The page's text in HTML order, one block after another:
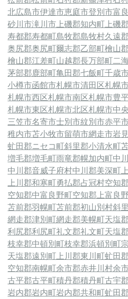
北広島市伊達市恵庭市登別市富
砂川市滝川市上磯郡知内町上磯
寿都郡寿都町島牧郡島牧村久遠
奥尻郡奥尻町爾志郡乙部町檜山
檜山郡江差町山越郡長万部町二
茅部郡鹿部町亀田郡七飯町千歳
小樽市函館市札幌市清田区札幌
札幌市西区札幌市南区札幌市豊
札幌市東区札幌市北区札幌市中
三笠市名寄市士別市紋別市赤平
稚内市苫小牧市留萌市網走市岩
虻田郡ニセコ町斜里郡小清水町
増毛郡増毛町雨竜郡幌加内町中
中川郡音威子府村中川郡美深町
上川郡和寒町勇払郡占冠村空知
空知郡中富良野町空知郡上富良
苫前郡羽幌町苫前郡初山別村斜
網走郡津別町網走郡美幌町天塩
利尻郡利尻町礼文郡礼文町天塩
枝幸郡中頓別町枝幸郡浜頓別町
天塩郡遠別町上川郡東川町虻田
空知郡南幌町余市郡赤井川村余
古平郡古平町積丹郡積丹町古宇
岩内郡岩内町岩内郡共和町虻田